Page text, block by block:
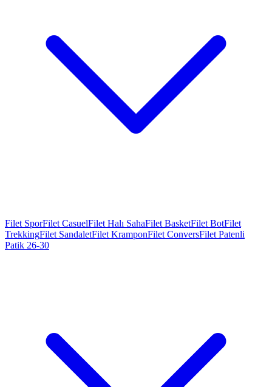
Filet SporFilet CasuelFilet Halı SahaFilet BasketFilet BotFilet
TrekkingFilet SandaletFilet KramponFilet ConversFilet Patenli
Patik 26-30